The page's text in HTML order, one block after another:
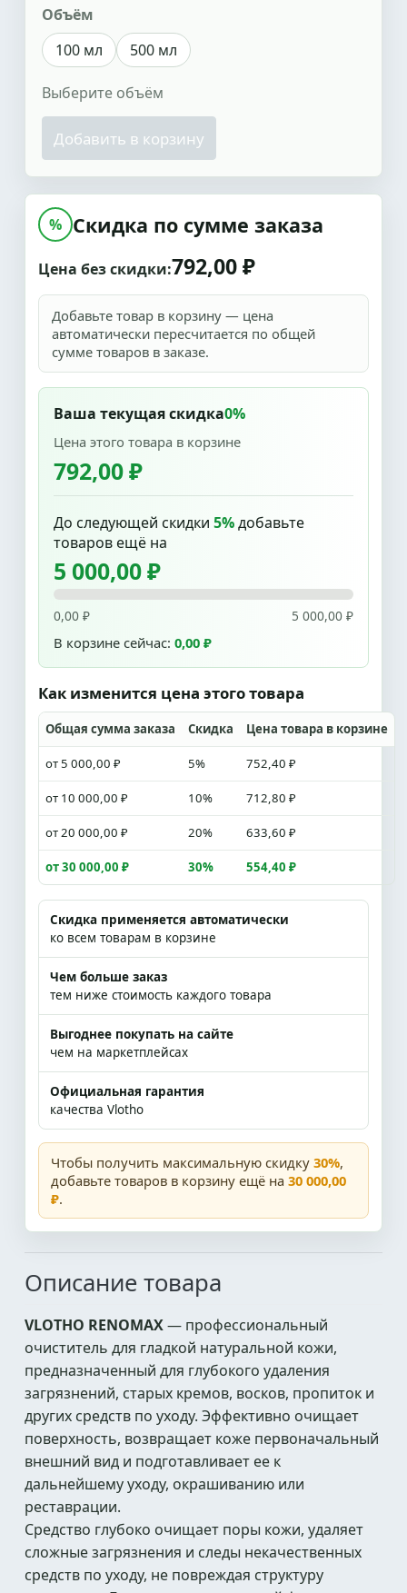
Объём
100 мл
500 мл
Выберите объём
Добавить в корзину
% Скидка по сумме заказа
Цена без скидки:792,00 ₽
Добавьте товар в корзину — цена
автоматически пересчитается по общей
сумме товаров в заказе.
Ваша текущая скидка0%
Цена этого товара в корзине
792,00 ₽
До следующей скидки 5%добавьте
товаров ещё на
5 000,00 ₽
0,00 ₽ 5 000,00 ₽
В корзине сейчас: 0,00 ₽
Как изменится цена этого товара
Общая сумма заказа Скидка Цена товара в корзине
от 5 000,00 ₽ 5% 752,40 ₽
от 10 000,00 ₽ 10% 712,80 ₽
от 20 000,00 ₽ 20% 633,60 ₽
от 30 000,00 ₽ 30% 554,40 ₽
Скидка применяется автоматически
ко всем товарам в корзине
Чем больше заказ
тем ниже стоимость каждого товара
Выгоднее покупать на сайте
чем на маркетплейсах
Официальная гарантия
качества Vlotho
Чтобы получить максимальную скидку 30%,
добавьте товаров в корзину ещё на 30 000,00
₽.
Описание товара
VLOTHO RENOMAX— профессиональный
очиститель для гладкой натуральной кожи,
предназначенный для глубокого удаления
загрязнений, старых кремов, восков, пропиток и
других средств по уходу. Эффективно очищает
поверхность, возвращает коже первоначальный
внешний вид и подготавливает ее к
дальнейшему уходу, окрашиванию или
реставрации.
Средство глубоко очищает поры кожи, удаляет
сложные загрязнения и следы некачественных
средств по уходу, не повреждая структуру